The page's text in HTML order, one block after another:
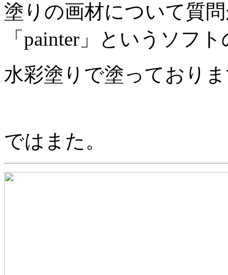
塗りの画材について質
「painter」というソフト
水彩塗りで塗っており
ではまた。